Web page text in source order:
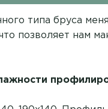
типа бруса
позволяет нам